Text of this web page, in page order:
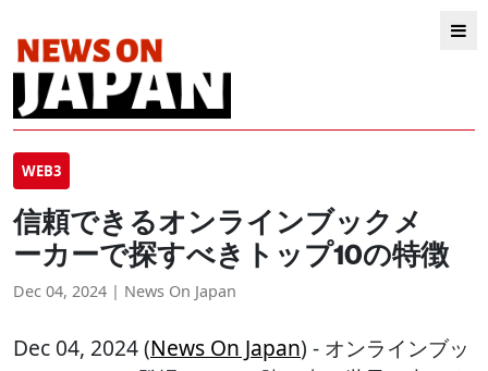
WEB3
信頼できるオンラインブックメ
ーカーで探すべきトップ10の特徴
Dec 04, 2024 | News On Japan
Dec 04, 2024 (News On Japan) - オンラインブッ